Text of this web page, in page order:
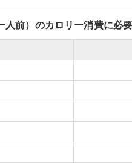
人前）のカロリー消費に必